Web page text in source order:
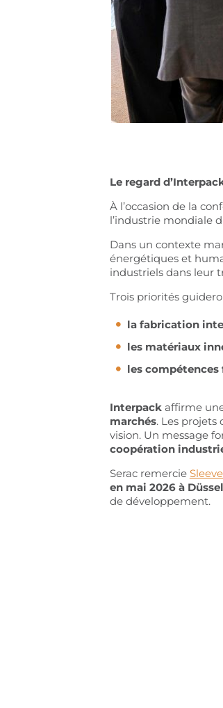
Le regard
À l’occasion de la
l’industrie mondiale
Dans un contexte
énergétiques et
industriels dans leur
Trois priorités
la fabrication
les matériaux
les compétences
Interpackaffirme
marchés. Les projets
vision. Un message
coopération
Serac remercie
en mai 2026 à
de développement.